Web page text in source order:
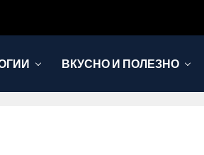
ВКУСНО И ПОЛЕЗНО